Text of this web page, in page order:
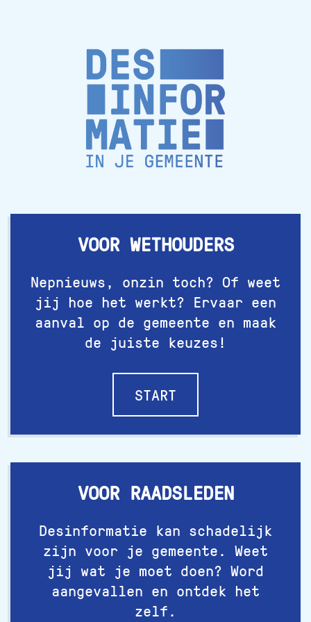
VOOR WETHOUDERS
Nepnieuws, onzin toch? Of weet
jij hoe het werkt? Ervaar een
aanval op de gemeente en maak
de juiste keuzes!
START
VOOR RAADSLEDEN
Desinformatie kan schadelijk
zijn voor je gemeente. Weet
jij wat je moet doen? Word
aangevallen en ontdek het
zelf.